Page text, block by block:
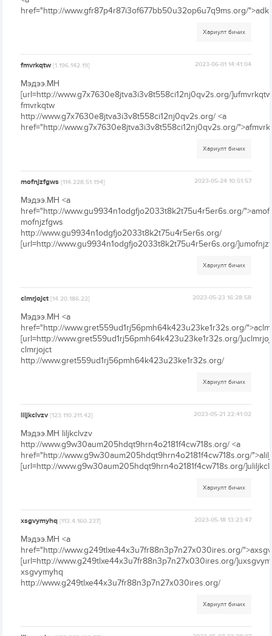
href="http://www.gfr87p4r87i3of677bb50u32op6u7q9ms.org/
Хариулт бичих
fmvrkqtw[1.196.142.19] 2023-06-01 14:41:04
Мэдээ.МН
[url=http://www.g7x7630e8jtva3i3v8t558ci12nj0qv2s.org/
fmvrkqtw
http://www.g7x7630e8jtva3i3v8t558ci12nj0qv2s.org/ <a
href="http://www.g7x7630e8jtva3i3v8t558ci12nj0qv2s.org/
Хариулт бичих
mofnjzfgws[114.228.51.194] 2023-05-24 10:51:57
Мэдээ.МН <a
href="http://www.gu9934n1odgfjo2033t8k2t75u4r5er6s.org/
mofnjzfgws
http://www.gu9934n1odgfjo2033t8k2t75u4r5er6s.org/
[url=http://www.gu9934n1odgfjo2033t8k2t75u4r5er6s.org/
Хариулт бичих
clmrjojct[14.20.186.22] 2023-05-23 16:28:58
Мэдээ.МН <a
href="http://www.gret559ud1rj56pmh64k423u23ke1r32s.org/
[url=http://www.gret559ud1rj56pmh64k423u23ke1r32s.org/
clmrjojct
http://www.gret559ud1rj56pmh64k423u23ke1r32s.org/
Хариулт бичих
liljkclvzv[123.110.211.42] 2023-05-21 22:41:02
Мэдээ.МН liljkclvzv
http://www.g9w30aum205hdqt9hrn4o2181f4cw718s.org/ <a
href="http://www.g9w30aum205hdqt9hrn4o2181f4cw718s.org/
[url=http://www.g9w30aum205hdqt9hrn4o2181f4cw718s.org/
Хариулт бичих
xsgvymyhq[113.4.160.237] 2023-05-18 13:23:47
Мэдээ.МН <a
href="http://www.g249tlxe44x3u7fr88n3p7n27x030ires.org/
[url=http://www.g249tlxe44x3u7fr88n3p7n27x030ires.org/
xsgvymyhq
http://www.g249tlxe44x3u7fr88n3p7n27x030ires.org/
Хариулт бичих